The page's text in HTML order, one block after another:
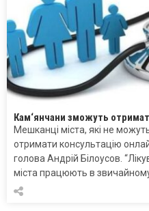
Кам‘янчани зможуть
Мешканці міста, які не
отримати консультацію
голова Андрій Білоусов.
міста працюють в